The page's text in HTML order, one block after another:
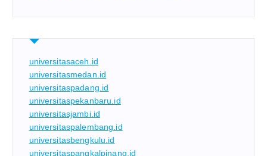
universitasaceh.id
universitasmedan.id
universitaspadang.id
universitaspekanbaru.id
universitasjambi.id
universitaspalembang.id
universitasbengkulu.id
universitaspangkalpinang.id